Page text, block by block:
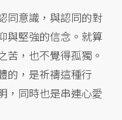
同意識，與認同的對
與堅強的信念。就算
苦，也不覺得孤獨。
的，是祈禱這種行
，同時也是串連心愛